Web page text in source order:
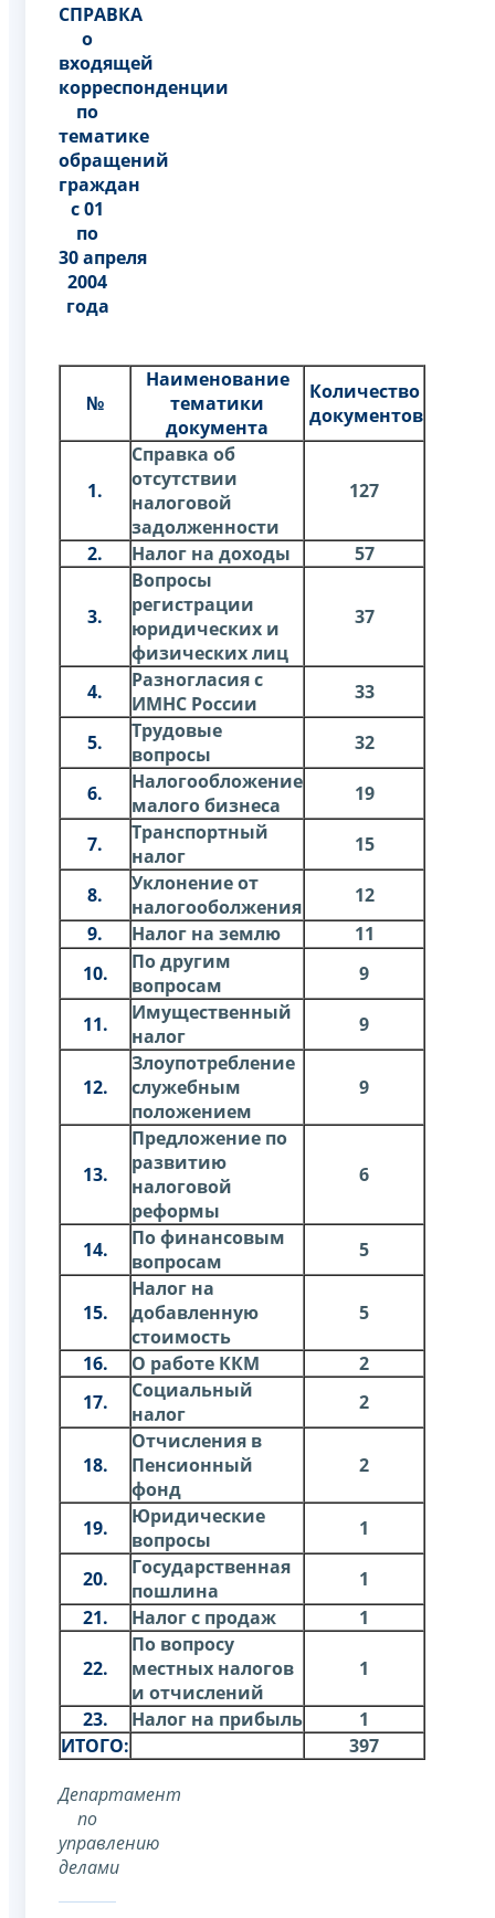
СПРАВКА
о
входящей
корреспонденции
по
тематике
обращений
граждан
с 01
по
30 апреля
2004
года
№
Наименование
тематики
документа
Количество
документов
1.
Справка об
отсутствии
налоговой
задолженности
127
2. Налог на доходы 57
3.
Вопросы
регистрации
юридических и
физических лиц
37
4.
Разногласия с
ИМНС России
33
5.
Трудовые
вопросы
32
6.
Налогообложение
малого бизнеса
19
7.
Транспортный
налог
15
8.
Уклонение от
налогооболжения
12
9.
Налог на землю
11
10.
По другим
вопросам
9
11.
Имущественный
налог
9
12.
Злоупотребление
служебным
положением
9
13.
Предложение по
развитию
налоговой
реформы
6
14.
По финансовым
вопросам
5
15.
Налог на
добавленную
стоимость
5
16. О работе ККМ
2
17.
Социальный
налог
2
18.
Отчисления в
Пенсионный
фонд
2
19.
Юридические
вопросы
1
20.
Государственная
пошлина
1
21.
Налог с продаж 1
22.
По вопросу
местных налогов
и отчислений
1
23. Налог на прибыль
1
ИТОГО:
397
Департамент
по
управлению
делами